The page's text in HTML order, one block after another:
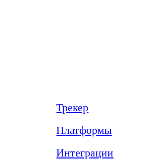
Трекер
Платформы
Интеграции